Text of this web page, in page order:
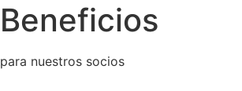
Beneficios
para nuestros socios